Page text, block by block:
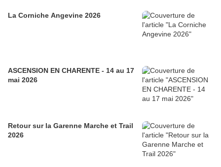
La Corniche Angevine 2026
ASCENSION EN CHARENTE - 14 au 17
mai 2026
Retour sur la Garenne Marche et Trail
2026